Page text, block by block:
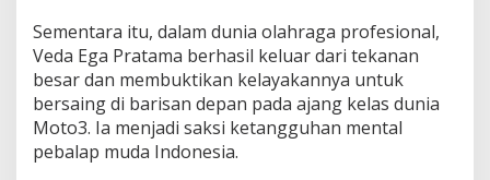
Sementara itu, dalam dunia olahraga profesional,
Veda Ega Pratama berhasil keluar dari tekanan
besar dan membuktikan kelayakannya untuk
bersaing di barisan depan pada ajang kelas dunia
Moto3. Ia menjadi saksi ketangguhan mental
pebalap muda Indonesia.